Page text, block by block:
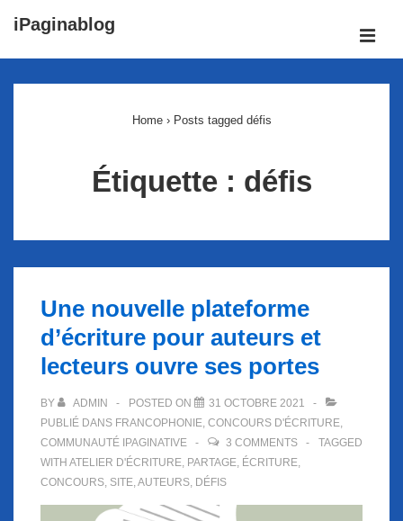
passer
iPaginablog
Home › Posts tagged défis
Étiquette : défis
Une nouvelle plateforme
d’écriture pour auteurs et
lecteurs ouvre ses portes
BY ADMIN POSTED ON
31 OCTOBRE 2021
PUBLIÉ DANS FRANCOPHONIE, CONCOURS D'ÉCRITURE,
COMMUNAUTÉ IPAGINATIVE
3 COMMENTS
TAGGED
WITH ATELIER D'ÉCRITURE, PARTAGE, ÉCRITURE,
CONCOURS, SITE,AUTEURS, DÉFIS